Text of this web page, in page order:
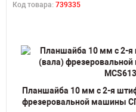
Код товара: 739335
Планшайба 10 мм с 2-я
фрезеровальной машины